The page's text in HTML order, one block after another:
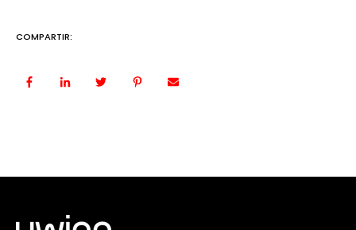
COMPARTIR: